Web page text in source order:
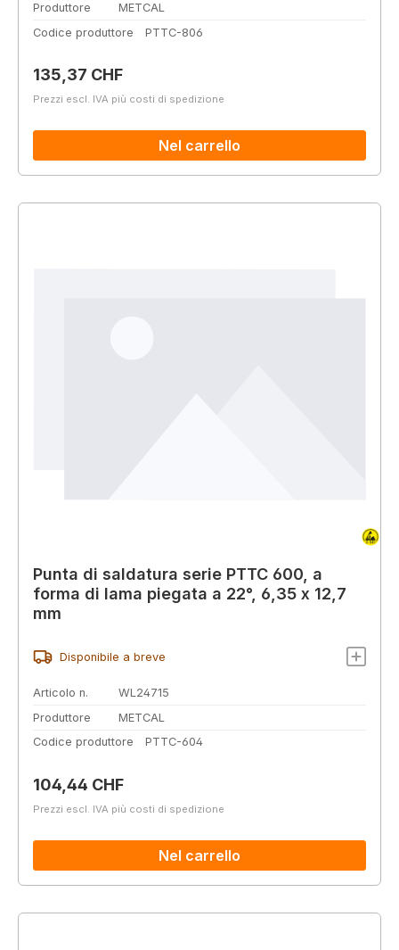
Produttore
METCAL
Codice produttore
PTTC-806
Prezzo normale:
135,37 CHF
Prezzi escl. IVA più costi di spedizione
Nel carrello
Punta di saldatura serie PTTC 600, a
forma di lama piegata a 22°, 6,35 x 12,7
mm
Disponibile a breve
Articolo n.
WL24715
Produttore
METCAL
Codice produttore
PTTC-604
Prezzo normale:
104,44 CHF
Prezzi escl. IVA più costi di spedizione
Nel carrello